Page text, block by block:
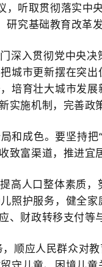
听取贯彻落实中
究基础教育改革
深入贯彻党中央
城市更新摆在突
培育壮大城市发
施机制，完善政
和成色。要坚持
富渠道，推进
高人口整体素质
照护服务，健全
财政转移支付等
顺应人民群众对